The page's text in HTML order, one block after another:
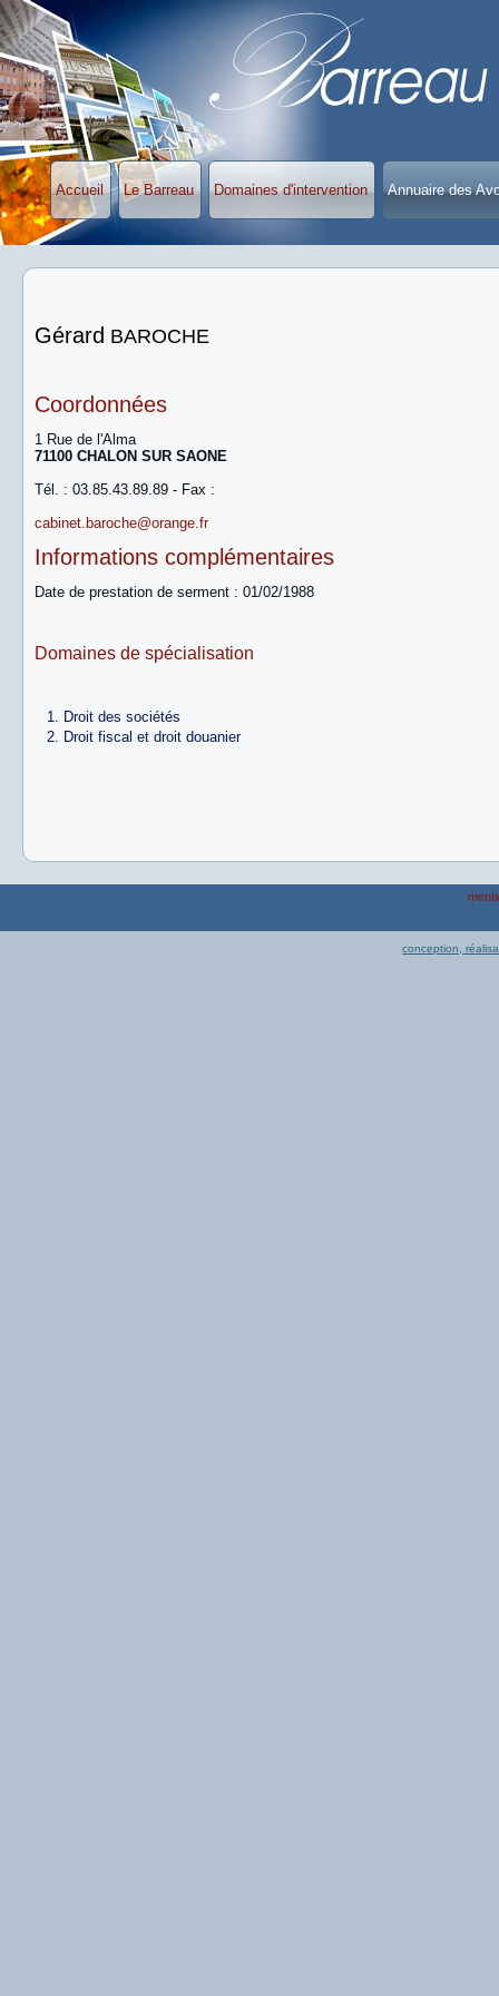
Accueil Le Barreau Domaines d'intervention Annuaire des
Gérard BAROCHE
Coordonnées
1 Rue de l'Alma
71100 CHALON SUR SAONE
Tél. : 03.85.43.89.89 - Fax :
cabinet.baroche@orange.fr
Informations complémentaires
Date de prestation de serment : 01/02/1988
Domaines de spécialisation
Droit des sociétés
Droit fiscal et droit douanier
conception,